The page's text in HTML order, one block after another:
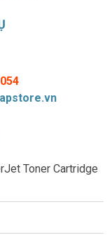
Toner Cartridge